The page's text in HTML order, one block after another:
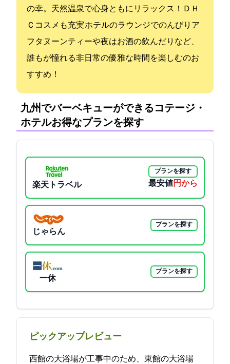
の幸。天然温泉で心身ともにリラックス！ＤＨ
Ｃコスメも充実 ホテルのラウンジでのんびりア
フタヌーンティーや夜はお酒の飲んだりなど、
誰もが憧れる非日常の優雅な時間を楽しむのお
すすめ！
九州でバーベキューができるコテージ・
ホテル:お得なプランを探す
楽天トラベル
プランを探す
最安値5350円から
じゃらん
プランを探す
一休
プランを探す
ピックアップレビュー
西館の大浴場が工事中のため、東館の大浴場